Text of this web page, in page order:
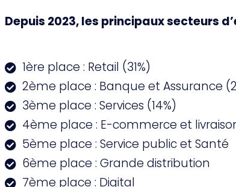
Depuis 2023, les principaux secteurs
1ère place : Retail (31%)
2ème place : Banque et Assurance
3ème place : Services (14%)
4ème place : E-commerce et
5ème place : Service public et Santé
6ème place : Grande distribution
7ème place : Digital